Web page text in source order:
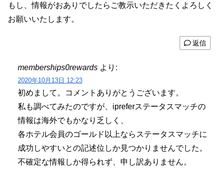
もし、情報がおありでしたらご教示いただきたくよろしく
お願いいたします。
返信
memberships0rewards より:
2020年10月13日 12:23
初めまして。コメントありがとうございます。
私も調べてみたのですが、ipreferステータスマッチの
情報は海外でもかなり乏しく、
各ホテル会員のゴールド以上ならステータスマッチに
成功しやすいとの記述位しか見つかりませんでした。
不確定な情報しか得られず、申し訳ありません。